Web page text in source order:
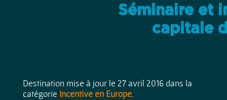
Séminaire et
capitale
Destination mise à jour le 27 avril 2016 dans la
catégorie Incentive en Europe